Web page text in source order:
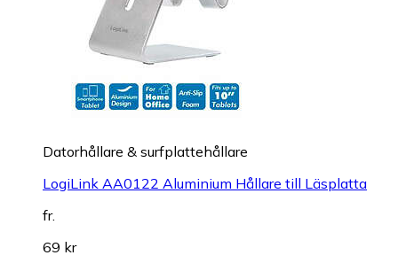
Datorhållare & surfplattehållare
LogiLink AA0122 Aluminium Hållare till Läsplatta
fr.
69 kr